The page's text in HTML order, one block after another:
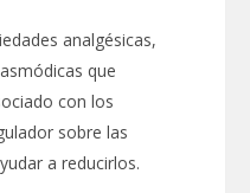
analgésicas,
que
con los
sobre las
a reducirlos.